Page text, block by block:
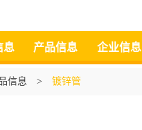
息 产品信息 企业信息
信息 > 镀锌管